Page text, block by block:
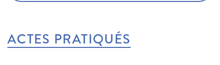
ACTES PRATIQUÉS